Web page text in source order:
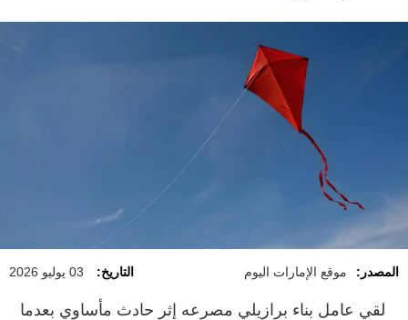
المصدر: موقع الإمارات اليوم التاريخ: 03 يوليو 2026
لقي عامل بناء برازيلي مصرعه إثر حادث مأساوي بعدما